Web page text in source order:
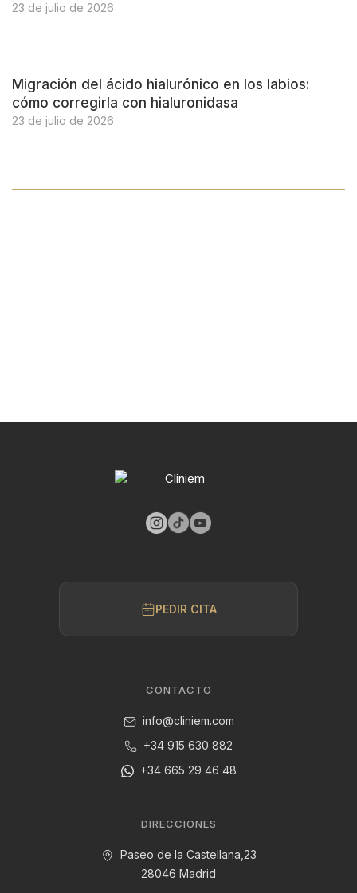
23 de julio de 2026
Migración del ácido hialurónico en los labios:
cómo corregirla con hialuronidasa
23 de julio de 2026
PEDIR CITA
CONTACTO
info@cliniem.com
+34 915 630 882
+34 665 29 46 48
DIRECCIONES
Paseo de la Castellana,23
28046 Madrid